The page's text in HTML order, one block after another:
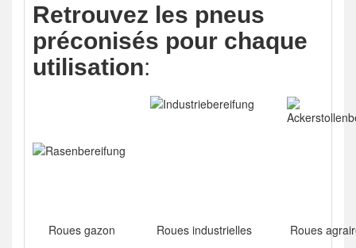
Retrouvez les pneus
préconisés pour chaque
utilisation:
Roues gazon Roues industrielles Roues